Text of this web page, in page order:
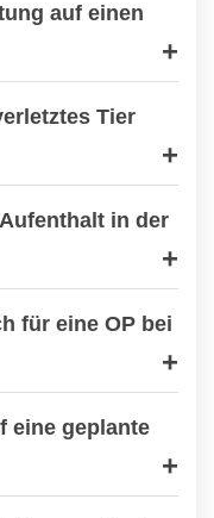
auf einen
Tier
in der
für eine OP bei
eine geplante